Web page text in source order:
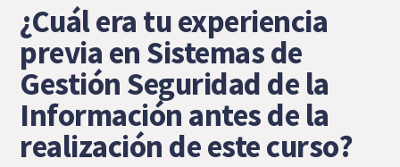
¿Cuál era tu experiencia
previa en Sistemas de
Gestión Seguridad de la
Información antes de la
realización de este curso?